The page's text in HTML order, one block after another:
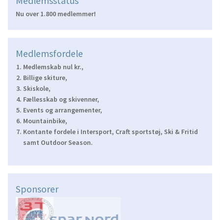
Nu over 1.800 medlemmer!
Medlemsfordele
Medlemskab nul kr.,
Billige skiture,
Skiskole,
Fællesskab og skivenner,
Events og arrangementer,
Mountainbike,
Kontante fordele i Intersport, Craft sportstøj, Ski & Fritid
samt Outdoor Season.
Sponsorer